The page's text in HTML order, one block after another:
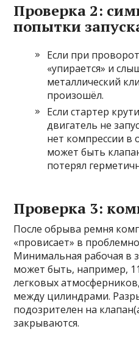
Проверка 2:
попытки
Если при
«упирается» и
металлический
произошёл.
Если стартер
двигатель не
нет компрессии
может быть
потерял
Проверка 3:
После обрыва ремня
«провисает» в
Минимальная рабочая в
может быть, например,
легковых
между цилиндрами.
подозрителен на
закрываются.